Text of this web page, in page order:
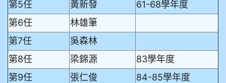
第5任
黃新發
61-68學年度
第6任
林雄筆
第7任
吳森林
第8任
梁錦源
83學年度
第9任
張仁俊
84-85學年度